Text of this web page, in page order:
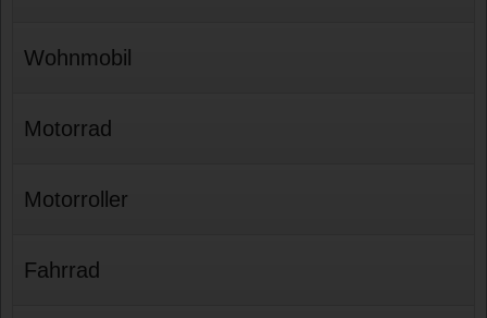
Wohnmobil
Motorrad
Motorroller
Fahrrad